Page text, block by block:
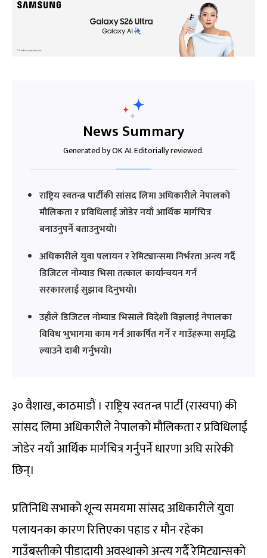
News Summary
Generated by OK AI. Editorially reviewed.
राष्ट्रिय स्वतन्त्र पार्टीकी सांसद लिमा अधिकारीले नेपालको
मौलिकता र प्रविधिलाई जोडेर नयाँ आर्थिक मार्गचित्र
बनाउनुपर्ने बताउनुभयो।
अधिकारीले युवा पलायन र रेमिट्यान्समा निर्भरता अन्त्य गर्दै
डिजिटल नोम्याड भिसा तत्काल कार्यान्वयन गर्न
सरकारलाई सुझाव दिनुभयो।
उहाँले डिजिटल नोम्याड भिसाले विदेशी विज्ञलाई नेपालका
विविध भुभागमा काम गर्न आकर्षित गर्ने र गाउँहरूमा समृद्धि
ल्याउने दाबी गर्नुभयो।
३० वैशाख, काठमाडौं । राष्ट्रिय स्वतन्त्र पार्टी (रास्वपा) की
सांसद लिमा अधिकारीले नेपालको मौलिकता र प्रविधिलाई
जोडेर नयाँ आर्थिक मार्गचित्र गर्नुपर्ने धारणा अघि सारेकी
छिन्।
प्रतिनिधि सभाको शून्य समयमा सांसद अधिकारीले युवा
पलायनका कारण रित्तिएका पहाड र मौन रहेका
गाउँबस्तीको पीडादायी अवस्थाको अन्त्य गर्दै रेमिट्यान्सको